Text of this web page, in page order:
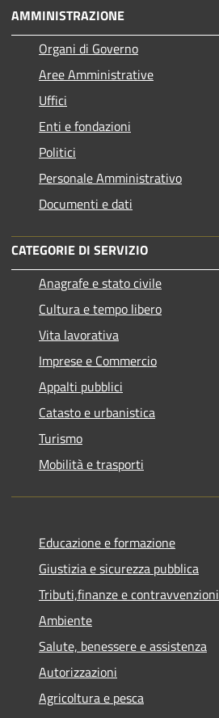
AMMINISTRAZIONE
Organi di Governo
Aree Amministrative
Uffici
Enti e fondazioni
Politici
Personale Amministrativo
Documenti e dati
CATEGORIE DI SERVIZIO
Anagrafe e stato civile
Cultura e tempo libero
Vita lavorativa
Imprese e Commercio
Appalti pubblici
Catasto e urbanistica
Turismo
Mobilità e trasporti
Educazione e formazione
Giustizia e sicurezza pubblica
Tributi,finanze e contravvenzioni
Ambiente
Salute, benessere e assistenza
Autorizzazioni
Agricoltura e pesca